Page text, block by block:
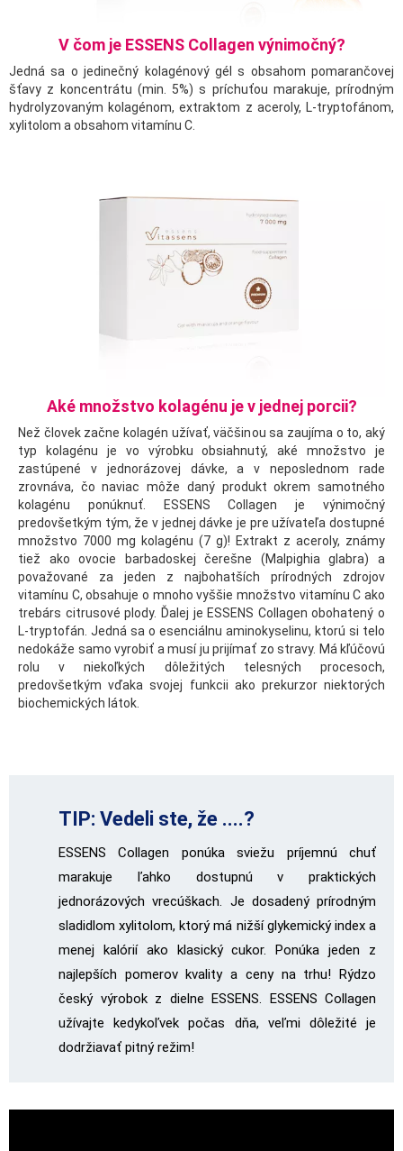
V čom je ESSENS Collagen výnimočný?
Jedná sa o jedinečný kolagénový gél s obsahom pomarančovej
šťavy z koncentrátu (min. 5%) s príchuťou marakuje, prírodným
hydrolyzovaným kolagénom, extraktom z aceroly, L-tryptofánom,
xylitolom a obsahom vitamínu C.
Aké množstvo kolagénu je v jednej porcii?
Než človek začne kolagén užívať, väčšinou sa zaujíma o to, aký
typ kolagénu je vo výrobku obsiahnutý, aké množstvo je
zastúpené v jednorázovej dávke, a v neposlednom rade
zrovnáva, čo naviac môže daný produkt okrem samotného
kolagénu ponúknuť. ESSENS Collagen je výnimočný
predovšetkým tým, že v jednej dávke je pre užívateľa dostupné
množstvo 7000 mg kolagénu (7 g)! Extrakt z aceroly, známy
tiež ako ovocie barbadoskej čerešne (Malpighia glabra) a
považované za jeden z najbohatších prírodných zdrojov
vitamínu C, obsahuje o mnoho vyššie množstvo vitamínu C ako
trebárs citrusové plody. Ďalej je ESSENS Collagen obohatený o
L-tryptofán. Jedná sa o esenciálnu aminokyselinu, ktorú si telo
nedokáže samo vyrobiť a musí ju prijímať zo stravy. Má kľúčovú
rolu v niekoľkých dôležitých telesných procesoch,
predovšetkým vďaka svojej funkcii ako prekurzor niektorých
biochemických látok.
TIP: Vedeli ste, že ....?
ESSENS Collagen ponúka sviežu príjemnú chuť
marakuje ľahko dostupnú v praktických
jednorázových vrecúškach. Je dosadený prírodným
sladidlom xylitolom, ktorý má nižší glykemický index a
menej kalórií ako klasický cukor. Ponúka jeden z
najlepších pomerov kvality a ceny na trhu! Rýdzo
český výrobok z dielne ESSENS. ESSENS Collagen
užívajte kedykoľvek počas dňa, veľmi dôležité je
dodržiavať pitný režim!